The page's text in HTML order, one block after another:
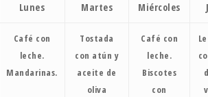
Lunes Martes Miércoles
Café con
leche.
Mandarinas.
Tostada
con atún y
aceite de
oliva
Café con
leche.
Biscotes
con